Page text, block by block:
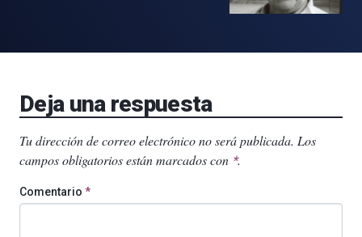
Deja una respuesta
Tu dirección de correo electrónico no será publicada. Los
campos obligatorios están marcados con *.
Comentario *